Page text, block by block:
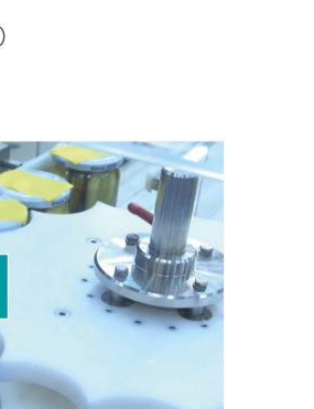
para cargar el
incrustar contenido
sobre tu actividad. Por
servicio para ver este